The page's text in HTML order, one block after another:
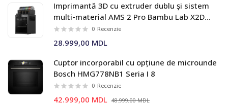
Imprimantă 3D cu extruder dublu și sistem
multi-material AMS 2 Pro Bambu Lab X2D
Combo
0 Recenzie
28.999,00 MDL
Cuptor incorporabil cu opțiune de microunde
Bosch HMG778NB1 Seria I 8
0 Recenzie
42.999,00 MDL 48.999,00 MDL